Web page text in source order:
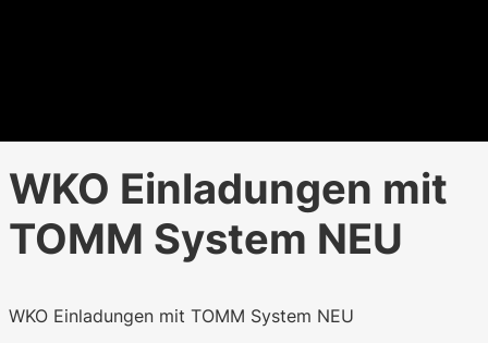
WKO Einladungen mit
TOMM System NEU
WKO Einladungen mit TOMM System NEU